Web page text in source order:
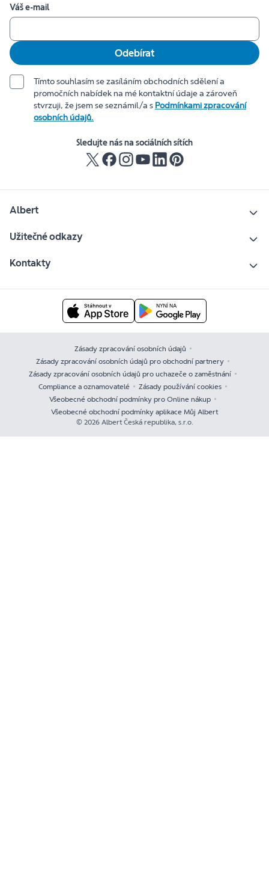
Váš e-mail
Odebírat
Tímto souhlasím se zasíláním obchodních sdělení a
promočních nabídek na mé kontaktní údaje a zároveň
stvrzuji, že jsem se seznámil/a s Podmínkami zpracování
osobních údajů.
Sledujte nás na sociálních sítích
Albert
Užitečné odkazy
Kontakty
Zásady zpracování osobních údajů
Zásady zpracování osobních údajů pro obchodní partnery
Zásady zpracování osobních údajů pro uchazeče o zaměstnání
Compliance a oznamovatelé
Zásady používání cookies
Všeobecné obchodní podmínky pro Online nákup
Všeobecné obchodní podmínky aplikace Můj Albert
© 2026 Albert Česká republika, s.r.o.